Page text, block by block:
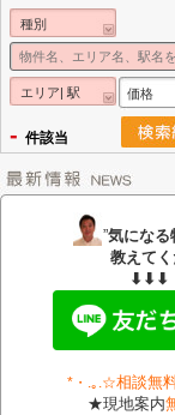
種別
エリア| 駅 価格
- 件該当
”気になる
教えてく
⬇⬇⬇
*・ .｡.☆相談無
★現地案内